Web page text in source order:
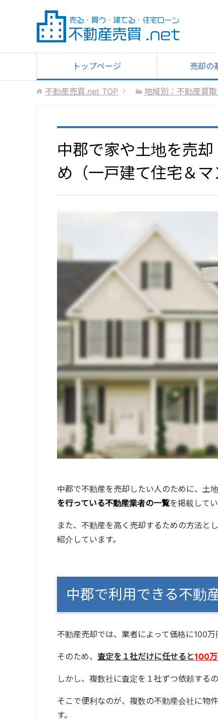
トップページ 売却の
不動産売買.net TOP 地域別：不動産買
中郡で家や土地を売
め（一戸建て住宅＆マ
中郡で不動産を売却したい人のために、土
を行っている不動産業者の一覧を掲載してい
また、不動産を高く売却するための方法と
紹介しています。
中郡で利用できる不動
不動産売却では、業者によって価格に100万
そのため、 査定を１社だけに任せると100
しかし、複数社に査定を１社ずつ依頼する
そこで便利なのが、複数の不動産会社に物
す。